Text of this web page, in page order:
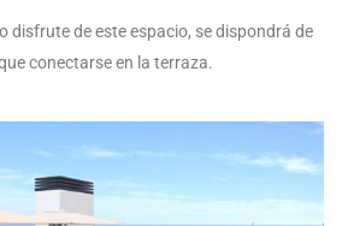
disfrute de este espacio, se dispondrá de
conectarse en la terraza.